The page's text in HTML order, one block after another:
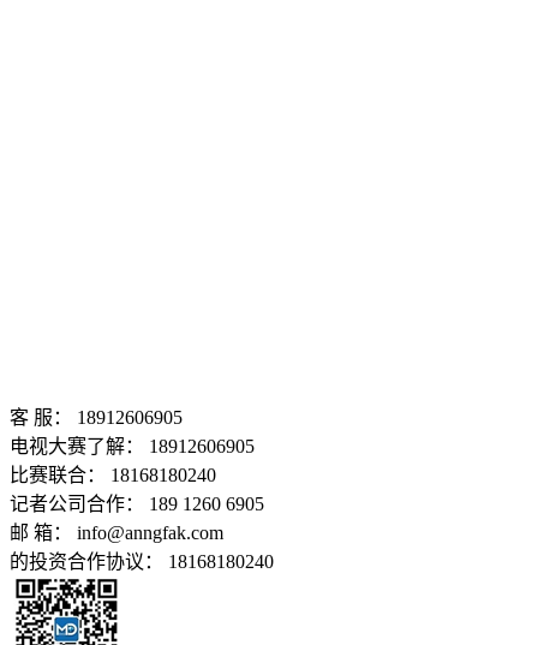
客 服： 18912606905
电视大赛了解： 18912606905
比赛联合： 18168180240
记者公司合作： 189 1260 6905
邮 箱： info@anngfak.com
的投资合作协议： 18168180240